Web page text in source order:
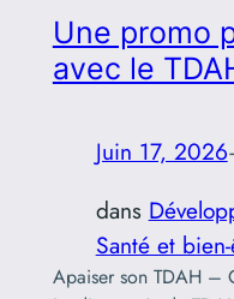
Une promo
avec le
Juin 17, 2026
dans
Santé et
Apaiser son TDAH –